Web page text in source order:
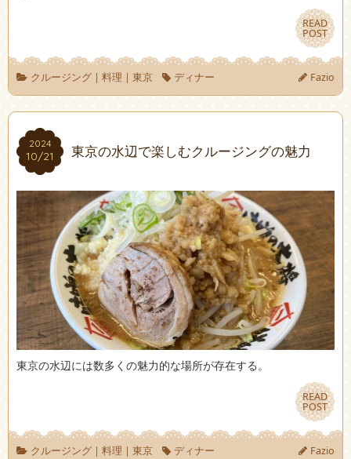
READ
POST
READ
POST
クルージング| 料理 | 東京 ディナー Fazio
2024
10/21
2024
10/21 東京の水辺で楽しむクルージングの魅力
東京の水辺には数多くの魅力的な場所が存在する。
READ
POST
READ
POST
クルージング| 料理 | 東京 ディナー Fazio